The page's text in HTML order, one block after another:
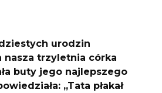
urodzin
nasza trzyletnia córka
buty jego najlepszego
„Tata płakał